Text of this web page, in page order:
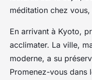
méditation chez
En arrivant à Kyoto,
acclimater. La ville,
moderne, a su
Promenez-vous dans